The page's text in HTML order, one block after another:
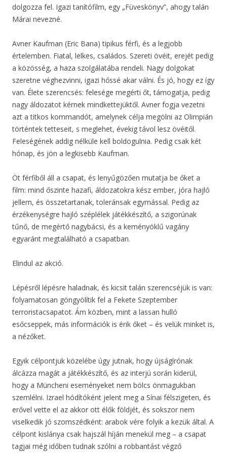
dolgozza fel. Igazi tanítófilm, egy „Füveskönyv”, ahogy talán
Márai nevezné.
Avner Kaufman (Eric Bana) tipikus férfi, és a legjobb
értelemben. Fiatal, lelkes, családos. Szereti övéit, erejét pedig
a közösség, a haza szolgálatába rendeli. Nagy dolgokat
szeretne véghezvinni, igazi hőssé akar válni. És jó, hogy ez így
van. Élete szerencsés: felesége megérti őt, támogatja, pedig
nagy áldozatot kérnek mindkettejüktől. Avner fogja vezetni
azt a titkos kommandót, amelynek célja megölni az Olimpián
történtek tetteseit, s meglehet, évekig távol lesz övéitől.
Feleségének addig nélküle kell boldogulnia. Pedig csak két
hónap, és jön a legkisebb Kaufman.
Öt férfiből áll a csapat, és lenyűgözően mutatja be őket a
film: mind őszinte hazafi, áldozatokra kész ember, jóra hajló
jellem, és összetartanak, toleránsak egymással. Pedig az
érzékenységre hajló széplélek játékkészítő, a szigorúnak
tűnő, de megértő nagybácsi, és a keményöklű vagány
egyaránt megtalálható a csapatban.
Elindul az akció.
Lépésről lépésre haladnak, és kicsit talán szerencséjük is van:
folyamatosan göngyölítik fel a Fekete Szeptember
terroristacsapatot. Ám közben, mint a lassan hulló
esőcseppek, más információk is érik őket – és velük minket is,
a nézőket.
Egyik célpontjuk közelébe úgy jutnak, hogy újságírónak
álcázza magát a játékkészítő, és az interjú során kiderül,
hogy a Müncheni eseményeket nem bölcs önmagukban
szemlélni. Izrael hódítóként jelent meg a Sínai félszigeten, és
erővel vette el az akkor ott élők földjét, és sokszor nem
viselkedik jó szomszédként: arabok vére folyik a kezük által. A
célpont kislánya csak hajszál híján menekül meg – a csapat
tagjai még időben tudnak szólni a robbantást végző